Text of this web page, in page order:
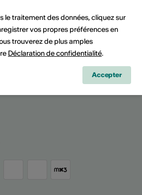
le traitement des données, cliquez sur
vos propres préférences en
trouverez de plus amples
Déclaration de confidentialité.
Accepter